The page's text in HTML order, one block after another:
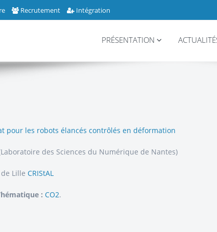
Recrutement Intégration
PRÉSENTATION
pour les robots élancés contrôlés en déformation
des Sciences du Numérique de Nantes)
Lille CRIStAL
: CO2.